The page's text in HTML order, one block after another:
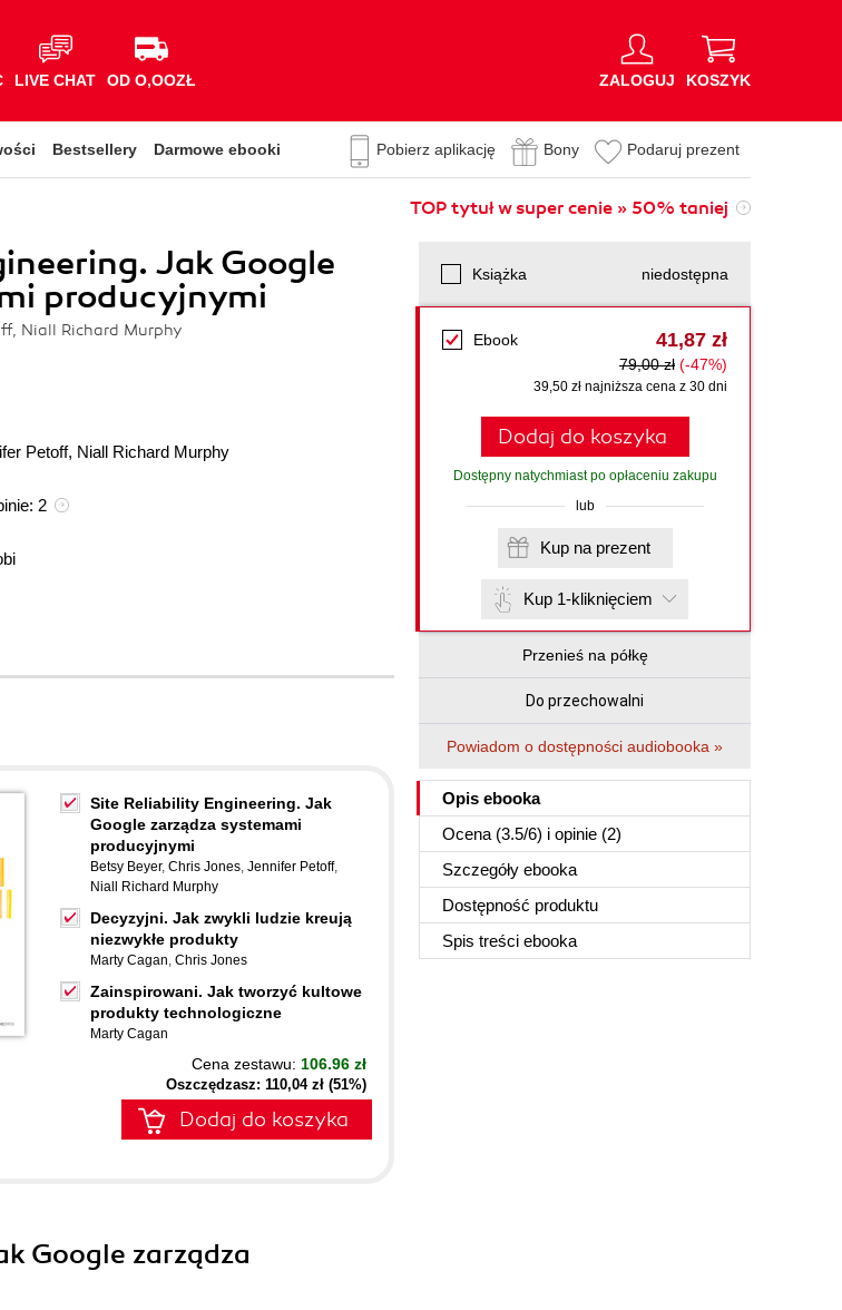
LIVE CHAT OD O,OOZŁ ZALOGUJ KOSZYK
Bestsellery Darmowe ebooki Pobierz aplikację Bony Podaruj prezent
TOP tytuł w super cenie » 50% taniej
Jak Google
producyjnymi
Niall Richard Murphy
Petoff, Niall Richard Murphy
2
Książka niedostępna
Ebook 41,87 zł
79,00 zł (-47%)
39,50 zł najniższa cena z 30 dni
Dodaj do koszyka
Dostępny natychmiast po opłaceniu zakupu
lub
Kup na prezent
Kup 1-kliknięciem
Przenieś na półkę
Do przechowalni
Powiadom o dostępności audiobooka »
Opis ebooka
Ocena (3.5/6) i opinie (2)
Szczegóły ebooka
Dostępność produktu
Spis treści ebooka
Site Reliability Engineering. Jak
Google zarządza systemami
producyjnymi
Betsy Beyer, Chris Jones, Jennifer Petoff,
Niall Richard Murphy
Decyzyjni. Jak zwykli ludzie kreują
niezwykłe produkty
Marty Cagan, Chris Jones
Zainspirowani. Jak tworzyć kultowe
produkty technologiczne
Marty Cagan
Cena zestawu: 106.96 zł
Oszczędzasz: 110,04 zł (51%)
Dodaj do koszyka
Google zarządza